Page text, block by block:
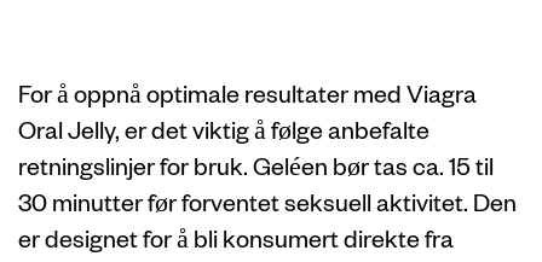
For å oppnå optimale resultater med Viagra
Oral Jelly, er det viktig å følge anbefalte
retningslinjer for bruk. Geléen bør tas ca. 15 til
30 minutter før forventet seksuell aktivitet. Den
er designet for å bli konsumert direkte fra